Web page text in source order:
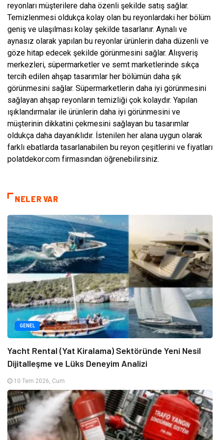
reyonları müşterilere daha özenli şekilde satış sağlar.
Temizlenmesi oldukça kolay olan bu reyonlardaki her bölüm
geniş ve ulaşılması kolay şekilde tasarlanır. Aynalı ve
aynasız olarak yapılan bu reyonlar ürünlerin daha düzenli ve
göze hitap edecek şekilde görünmesini sağlar. Alışveriş
merkezleri, süpermarketler ve semt marketlerinde sıkça
tercih edilen ahşap tasarımlar her bölümün daha şık
görünmesini sağlar. Süpermarketlerin daha iyi görünmesini
sağlayan ahşap reyonların temizliği çok kolaydır. Yapılan
ışıklandırmalar ile ürünlerin daha iyi görünmesini ve
müşterinin dikkatini çekmesini sağlayan bu tasarımlar
oldukça daha dayanıklıdır. İstenilen her alana uygun olarak
farklı ebatlarda tasarlanabilen bu reyon çeşitlerini ve fiyatları
polatdekor.com firmasından öğrenebilirsiniz.
NELER VAR
GENEL
Yacht Rental (Yat Kiralama) Sektöründe Yeni Nesil
Dijitalleşme ve Lüks Deneyim Analizi
10 Tem 2026, Cum